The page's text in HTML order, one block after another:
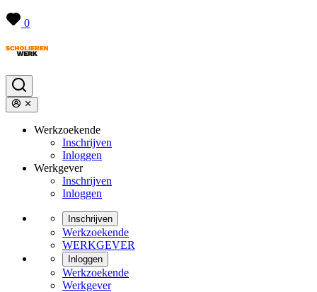
0
Werkzoekende
Inschrijven
Inloggen
Werkgever
Inschrijven
Inloggen
Inschrijven
Werkzoekende
WERKGEVER
Inloggen
Werkzoekende
Werkgever